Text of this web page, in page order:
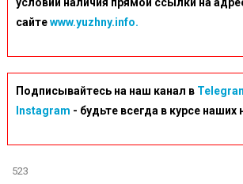
условии наличия прямой ссылки на
сайтеwww.yuzhny.info.
Подписывайтесь на наш канал в
Instagram - будьте всегда в курсе наших
523